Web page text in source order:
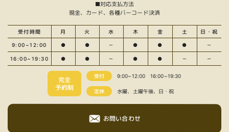
■対応支払方法
現金、カード、各種バーコード決済
受付時間 月 火 水 木 金 土 日・祝
9:00~12:00 ● ● － ● ● ● －
16:00~19:30 ● ● － ● ● － －
完全
予約制
受付 9:00~12:00 16:00~19:30
定休 水曜、土曜午後、日・祝
お問い合わせ